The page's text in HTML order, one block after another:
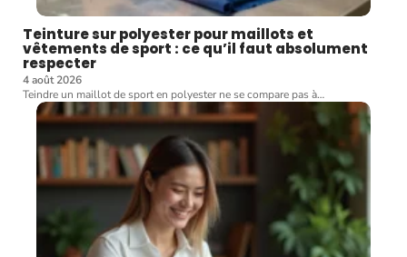
Teinture sur polyester pour maillots et
vêtements de sport : ce qu’il faut absolument
respecter
4 août 2026
Teindre un maillot de sport en polyester ne se compare pas à…